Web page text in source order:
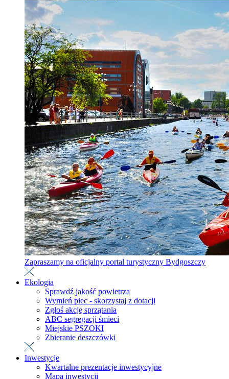
Zapraszamy na oficjalny portal turystyczny Bydgoszczy
Ekologia
Sprawdź jakość powietrza
Wymień piec - skorzystaj z dotacji
Zgłoś akcję sprzątania
ABC segregacji śmieci
Miejskie PSZOKI
Zbieranie deszczówki
Inwestycje
Kwartalne prezentacje inwestycyjne
Mapa inwestycji